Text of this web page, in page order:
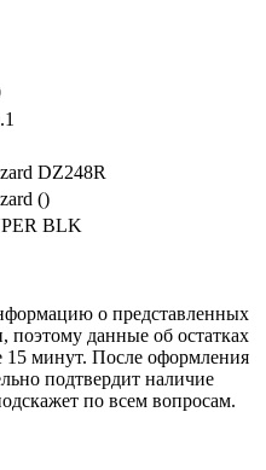
DZ248R
()
BLK
о представленных
поэтому данные об остатках
15 минут. После оформления
подтвердит наличие
по всем вопросам.